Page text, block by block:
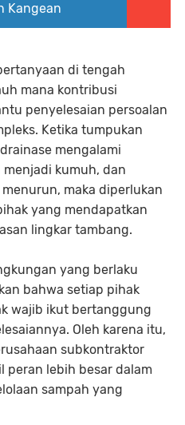
Kangean
di tengah
mana kontribusi
penyelesaian persoalan
Ketika tumpukan
mengalami
kumuh, dan
maka diperlukan
yang mendapatkan
lingkar tambang.
yang berlaku
bahwa setiap pihak
wajib ikut bertanggung
Oleh karena itu,
subkontraktor
lebih besar dalam
sampah yang